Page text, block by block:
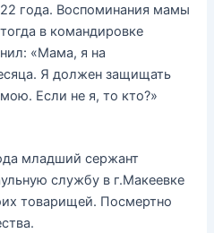
года. Воспоминания мамы
в командировке
«Мама, я на
Я должен защищать
Если не я, то кто?»
младший сержант
службу в г.Макеевке
товарищей. Посмертно